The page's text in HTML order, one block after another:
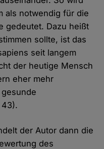
als notwendig für die
gedeutet. Dazu heißt
sollte, ist das
seit langem
der heutige Mensch
eher mehr
der Autor dann die
des